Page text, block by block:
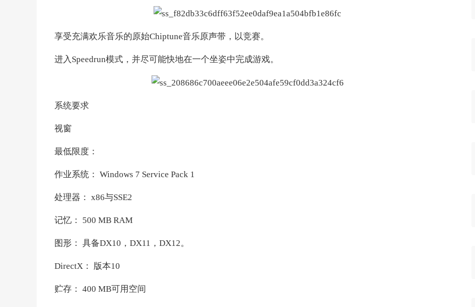
享受充满欢乐音乐的原始Chiptune音乐原声带，以竞赛。
进入Speedrun模式，并尽可能快地在一个坐姿中完成游戏。
系统要求
视窗
最低限度：
作业系统： Windows 7 Service Pack 1
处理器： x86与SSE2
记忆： 500 MB RAM
图形： 具备DX10，DX11，DX12。
DirectX： 版本10
贮存： 400 MB可用空间